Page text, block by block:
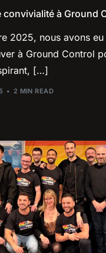
convivialité à Ground
2025, nous avons
à Ground Control
[…]
2 MIN READ